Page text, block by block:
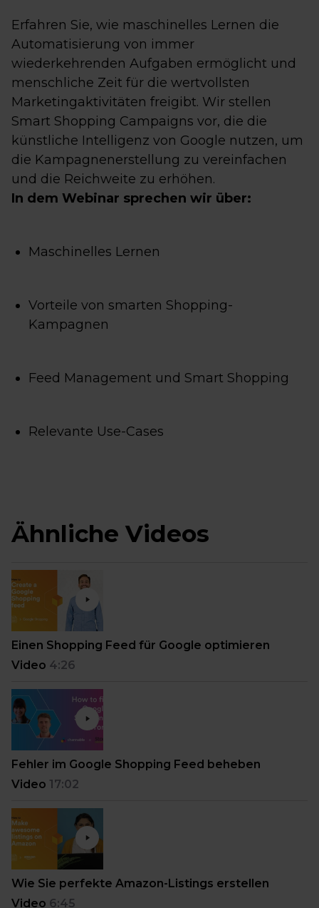
Erfahren Sie, wie maschinelles Lernen die
Automatisierung von immer
wiederkehrenden Aufgaben ermöglicht und
menschliche Zeit für die wertvollsten
Marketingaktivitäten freigibt. Wir stellen
Smart Shopping Campaigns vor, die die
künstliche Intelligenz von Google nutzen, um
die Kampagnenerstellung zu vereinfachen
und die Reichweite zu erhöhen.
In dem Webinar sprechen wir über:
Maschinelles Lernen
Vorteile von smarten Shopping-
Kampagnen
Feed Management und Smart Shopping
Relevante Use-Cases
Ähnliche Videos
Einen Shopping Feed für Google optimieren
Video 4:26
Fehler im Google Shopping Feed beheben
Video 17:02
Wie Sie perfekte Amazon-Listings erstellen
Video 6:45